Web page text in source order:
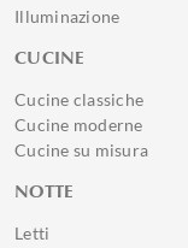
Illuminazione
CUCINE
Cucine classiche
Cucine moderne
Cucine su misura
NOTTE
Letti